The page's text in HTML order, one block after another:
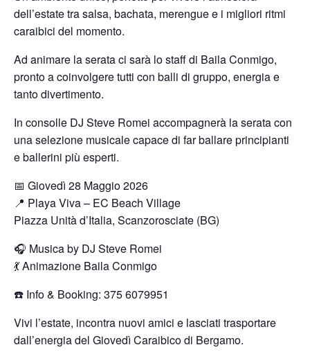
dell’estate tra salsa, bachata, merengue e i migliori ritmi
caraibici del momento.
Ad animare la serata ci sarà lo staff di Baila Conmigo,
pronto a coinvolgere tutti con balli di gruppo, energia e
tanto divertimento.
In consolle DJ Steve Romei accompagnerà la serata con
una selezione musicale capace di far ballare principianti
e ballerini più esperti.
📅 Giovedì 28 Maggio 2026
📍 Playa Viva – EC Beach Village
Piazza Unità d’Italia, Scanzorosciate (BG)
🎧 Musica by DJ Steve Romei
💃 Animazione Baila Conmigo
☎️ Info & Booking: 375 6079951
Vivi l’estate, incontra nuovi amici e lasciati trasportare
dall’energia del Giovedì Caraibico di Bergamo.